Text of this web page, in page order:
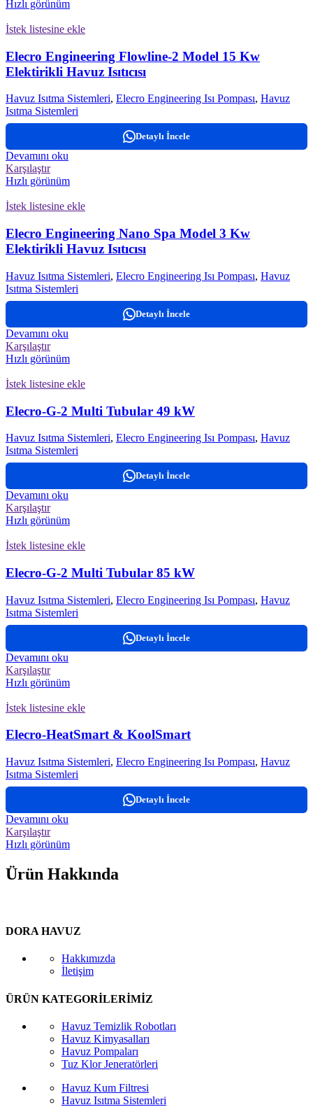
Hızlı görünüm
İstek listesine ekle
Elecro Engineering Flowline-2 Model 15 Kw
Elektirikli Havuz Isıtıcısı
Havuz Isıtma Sistemleri, Elecro Engineering Isı Pompası, Havuz
Isıtma Sistemleri
Detaylı İncele
Devamını oku
Karşılaştır
Hızlı görünüm
İstek listesine ekle
Elecro Engineering Nano Spa Model 3 Kw
Elektirikli Havuz Isıtıcısı
Havuz Isıtma Sistemleri, Elecro Engineering Isı Pompası, Havuz
Isıtma Sistemleri
Detaylı İncele
Devamını oku
Karşılaştır
Hızlı görünüm
İstek listesine ekle
Elecro-G-2 Multi Tubular 49 kW
Havuz Isıtma Sistemleri, Elecro Engineering Isı Pompası, Havuz
Isıtma Sistemleri
Detaylı İncele
Devamını oku
Karşılaştır
Hızlı görünüm
İstek listesine ekle
Elecro-G-2 Multi Tubular 85 kW
Havuz Isıtma Sistemleri, Elecro Engineering Isı Pompası, Havuz
Isıtma Sistemleri
Detaylı İncele
Devamını oku
Karşılaştır
Hızlı görünüm
İstek listesine ekle
Elecro-HeatSmart & KoolSmart
Havuz Isıtma Sistemleri, Elecro Engineering Isı Pompası, Havuz
Isıtma Sistemleri
Detaylı İncele
Devamını oku
Karşılaştır
Hızlı görünüm
Ürün Hakkında
DORA HAVUZ
Hakkımızda
İletişim
ÜRÜN KATEGORİLERİMİZ
Havuz Temizlik Robotları
Havuz Kimyasalları
Havuz Pompaları
Tuz Klor Jeneratörleri
Havuz Kum Filtresi
Havuz Isıtma Sistemleri